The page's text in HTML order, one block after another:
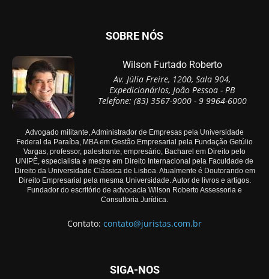
SOBRE NÓS
Wilson Furtado Roberto
Av. Júlia Freire, 1200, Sala 904,
Expedicionários, João Pessoa - PB
Telefone: (83) 3567-9000 - 9 9964-6000
Advogado militante, Administrador de Empresas pela Universidade
Federal da Paraíba, MBA em Gestão Empresarial pela Fundação Getúlio
Vargas, professor, palestrante, empresário, Bacharel em Direito pelo
UNIPÊ, especialista e mestre em Direito Internacional pela Faculdade de
Direito da Universidade Clássica de Lisboa. Atualmente é Doutorando em
Direito Empresarial pela mesma Universidade. Autor de livros e artigos.
Fundador do escritório de advocacia Wilson Roberto Assessoria e
Consultoria Jurídica.
Contato: contato@juristas.com.br
SIGA-NOS